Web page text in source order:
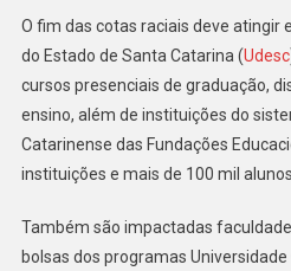
O fim das cotas raciais deve atingir
do Estado de Santa Catarina (Udesc
cursos presenciais de graduação,
ensino, além de instituições do
Catarinense das Fundações
instituições e mais de 100 mil alunos.
Também são impactadas
bolsas dos programas